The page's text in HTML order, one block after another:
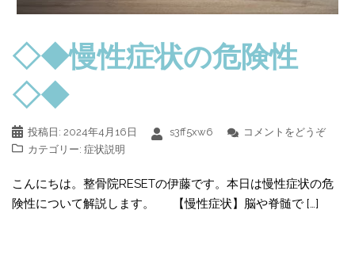
◇◆慢性症状の危険性
◇◆
投稿日: 2024年4月16日 s3ff5xw6
コメントをどうぞ
カテゴリー: 症状説明
こんにちは。整骨院RESETの伊藤です。本日は慢性症状の危
険性について解説します。 【慢性症状】脳や脊髄で […]